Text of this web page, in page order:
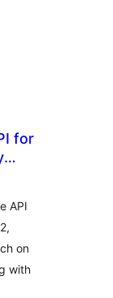
for
API
on
with